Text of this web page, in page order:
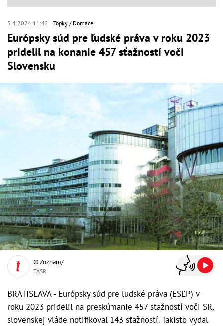
3.4.2024 11:42 Topky Domáce
Európsky súd pre ľudské práva v roku 2023
pridelil na konanie 457 sťažností voči
Slovensku
© Zoznam/
TASR
BRATISLAVA - Európsky súd pre ľudské práva (ESĽP) v
roku 2023 pridelil na preskúmanie 457 sťažností voči SR,
slovenskej vláde notifikoval 143 sťažností. Takisto vydal